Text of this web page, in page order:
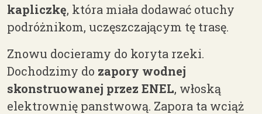
kapliczkę, która miała dodawać otuchy
podróżnikom, uczęszczającym tę trasę.
Znowu docieramy do koryta rzeki.
Dochodzimy do zapory wodnej
skonstruowanej przez ENEL, włoską
elektrownię panstwową. Zapora ta wciąż